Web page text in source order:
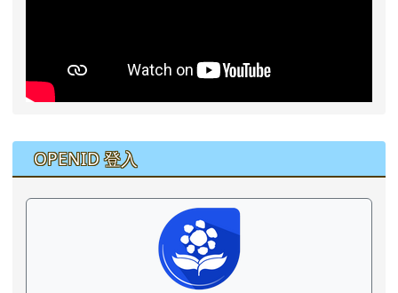
右邊區域內容
OPENID 登入